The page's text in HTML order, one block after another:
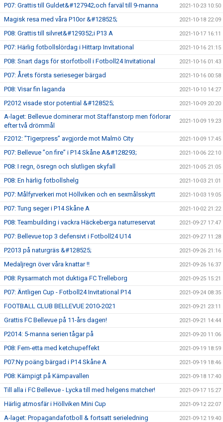
P07: Grattis till Guldet&#127942;och farväl till 9-manna 2021-10-23 10:50
Magisk resa med våra P10or &#128525; 2021-10-18 22:09
P08: Grattis till silvret&#129352;i P13 A 2021-10-17 16:11
P07: Härlig fotbollslördag i Hittarp Invitational 2021-10-16 21:15
P08: Snart dags för storfotboll i Fotboll24 Invitational 2021-10-16 01:43
P07: Årets första serieseger bärgad 2021-10-16 00:58
P08: Visar fin laganda 2021-10-10 14:27
P2012 visade stor potential &#128525; 2021-10-09 20:20
A-laget: Bellevue dominerar mot Staffanstorp men förlorar
efter två drömmål
2021-10-09 19:23
F2012: ”Tigerpress” avgjorde mot Malmö City 2021-10-09 17:45
P07: Bellevue ”on fire” i P14 Skåne A&#128293; 2021-10-06 22:10
P08: I regn, ösregn och slutligen skyfall 2021-10-05 21:05
P08: En härlig fotbollshelg 2021-10-03 21:01
P07: Målfyrverkeri mot Höllviken och en sexmålsskytt 2021-10-03 19:05
P07: Tung seger i P14 Skåne A 2021-10-02 21:22
P08: Teambuilding i vackra Häckeberga naturreservat 2021-09-27 17:47
P07: Bellevue top 3 defensivt i Fotboll24 U14 2021-09-27 11:28
P2013 på naturgräs &#128525; 2021-09-26 21:16
Medaljregn över våra knattar !! 2021-09-26 16:37
P08: Rysarmatch mot duktiga FC Trelleborg 2021-09-25 15:21
P07: Äntligen Cup - Fotboll24 Invitational P14 2021-09-24 08:35
FOOTBALL CLUB BELLEVUE 2010-2021 2021-09-21 23:11
Grattis FC Bellevue på 11-års dagen! 2021-09-21 14:44
P2014: 5-manna serien tågar på 2021-09-20 11:06
P08: Fem-etta med ketchupeffekt 2021-09-19 18:59
P07:Ny poäng bärgad i P14 Skåne A 2021-09-19 18:46
P08: Kämpigt på Kämpavallen 2021-09-18 17:40
Till alla i FC Bellevue - Lycka till med helgens matcher! 2021-09-17 15:27
Härlig atmosfär i Höllviken Mini Cup 2021-09-12 22:07
A-laget: Propagandafotboll & fortsatt serieledning 2021-09-12 19:40